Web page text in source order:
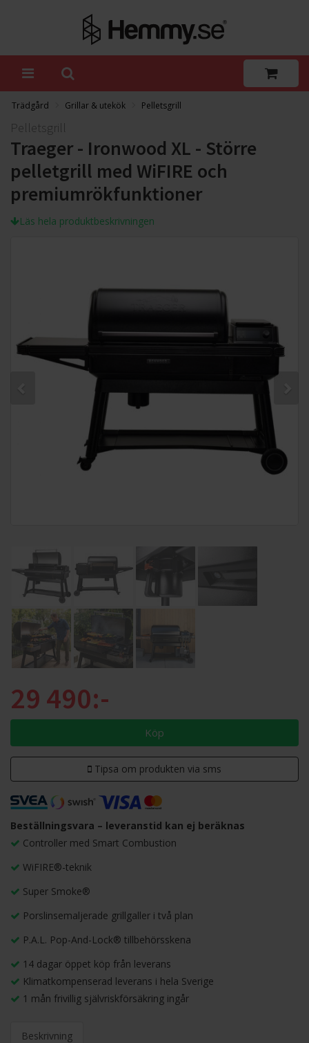
Trädgård Grillar & utekök Pelletsgrill
Pelletsgrill
Traeger - Ironwood XL - Större
pelletgrill med WiFIRE och
premiumrökfunktioner
Läs hela produktbeskrivningen
29 490:-
Köp
Tipsa om produkten via sms
Beställningsvara – leveranstid kan ej beräknas
Controller med Smart Combustion
WiFIRE®-teknik
Super Smoke®
Porslinsemaljerade grillgaller i två plan
P.A.L. Pop-And-Lock® tillbehörsskena
14 dagar öppet köp från leverans
Klimatkompenserad leverans i hela Sverige
1 mån frivillig självriskförsäkring ingår
Beskrivning